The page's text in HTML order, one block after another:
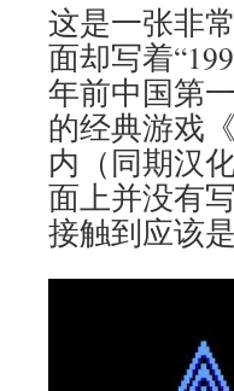
这是一张非
面却写着
年前中国第
的经典游戏
内（同期汉
面上并没有
接触到应该